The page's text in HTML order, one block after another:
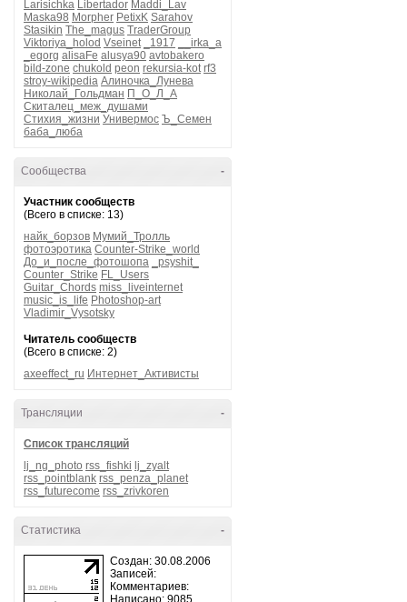
Larisichka Libertador Maddi_Lav
Maska98 Morpher PetixK Sarahov
Stasikin The_magus TraderGroup
Viktoriya_holod Vseinet _1917
__irka_a
_egorg alisaFe alusya90 avtobakero
bild-zone chukold peon rekursia-kot rf3
stroy-wikipedia Алиночка_Лунева
Николай_Гольдман П_О_Л_А
Скиталец_меж_душами
Стихия_жизни Универмос Ъ_Семен
баба_люба
-
Сообщества
Участник сообществ
(Всего в списке: 13)
найк_борзов Мумий_Тролль
фотоэротика Counter-Strike_world
До_и_после_фотошопа
_psyshit_
Counter_Strike FL_Users
Guitar_Chords miss_liveinternet
music_is_life Photoshop-art
Vladimir_Vysotsky
Читатель сообществ
(Всего в списке: 2)
axeeffect_ru Интернет_Активисты
-
Трансляции
Список трансляций
lj_ng_photo rss_fishki lj_zyalt
rss_pointblank rss_penza_planet
rss_futurecome rss_zrivkoren
-
Статистика
Создан: 30.08.2006
Записей:
Комментариев:
Написано: 9085